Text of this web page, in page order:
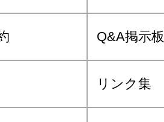
Q&A掲示板
リンク集